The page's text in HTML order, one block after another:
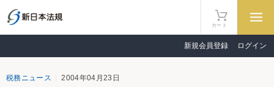
カート
新規会員登録 ログイン
税務ニュース 2004年04月23日